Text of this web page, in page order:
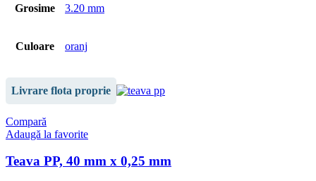
Grosime 3.20 mm
Culoare oranj
Livrare flota proprie
Compară
Adaugă la favorite
Teava PP, 40 mm x 0,25 mm